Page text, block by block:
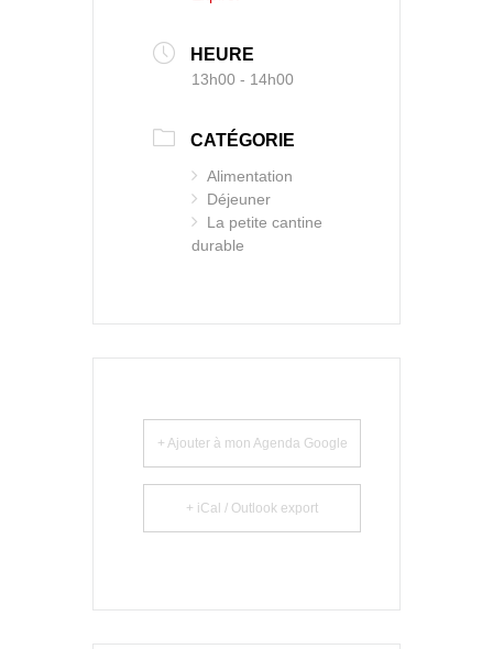
HEURE
13h00 - 14h00
CATÉGORIE
Alimentation
Déjeuner
La petite cantine
durable
+ Ajouter à mon Agenda Google
+ iCal / Outlook export